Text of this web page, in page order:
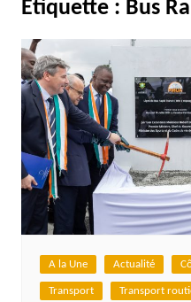
Étiquette : Bus
A la Une Actualité
Transport Transport